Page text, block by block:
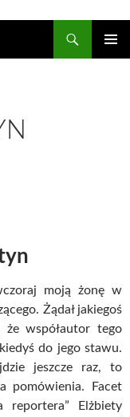
moją żonę w
Żądał jakiegoś
że współautor tego
do jego stawu.
jeszcze raz, to
pomówienia. Facet
reportera” Elżbiety